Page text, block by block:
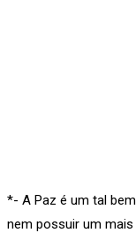
*- A Paz é um tal
nem possuir um mais